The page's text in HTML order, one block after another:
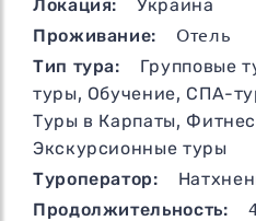
Локация:
Украина
Проживание:
Отель
Тип тура: Групповые
туры, Обучение, СПА-
Туры в Карпаты,
Экскурсионные туры
Туроператор:
Продолжительность: